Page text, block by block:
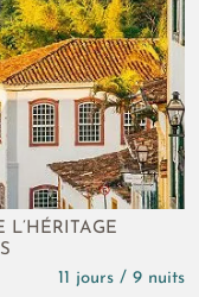
L’HÉRITAGE
11 jours / 9 nuits